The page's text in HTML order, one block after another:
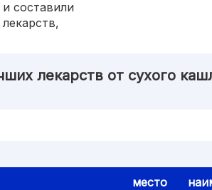
составили
лекарств от сухого
место